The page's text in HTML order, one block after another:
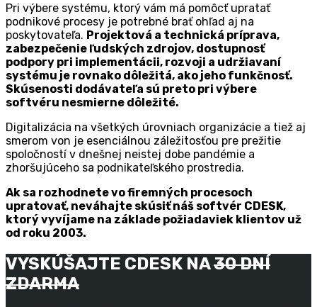
Pri výbere systému, ktorý vám má pomôcť upratať
podnikové procesy je potrebné brať ohľad aj na
poskytovateľa. Projektová a technická príprava,
zabezpečenie ľudských zdrojov, dostupnosť
podpory pri implementácii, rozvoji a udržiavaní
systému je rovnako dôležitá, ako jeho funkčnosť.
Skúsenosti dodávateľa sú preto pri výbere
softvéru nesmierne dôležité.
Digitalizácia na všetkých úrovniach organizácie a tiež aj
smerom von je esenciálnou záležitosťou pre prežitie
spoločností v dnešnej neistej dobe pandémie a
zhoršujúceho sa podnikateľského prostredia.
Ak sa rozhodnete vo firemných procesoch
upratovať, neváhajte skúsiť náš softvér CDESK,
ktorý vyvíjame na základe požiadaviek klientov už
od roku 2003.
VYSKÚŠAJTE CDESK NA30 DNÍ
ZDARMA